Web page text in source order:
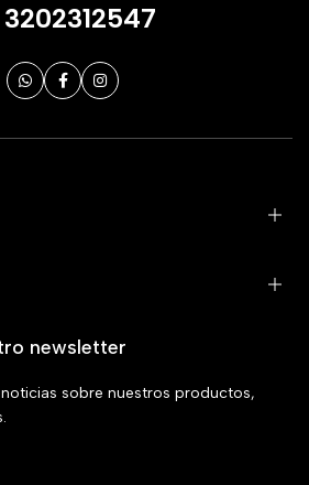
3202312547
newsletter
sobre nuestros productos,